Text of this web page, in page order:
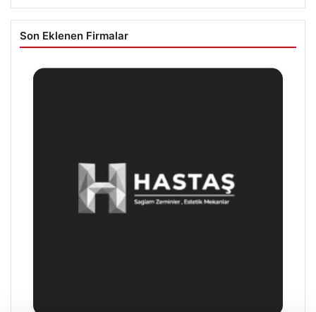
Son Eklenen Firmalar